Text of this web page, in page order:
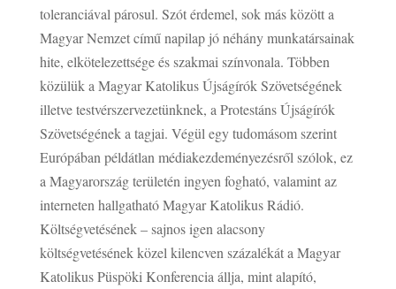
toleranciával párosul. Szót érdemel, sok más között a
Magyar Nemzet című napilap jó néhány munkatársainak
hite, elkötelezettsége és szakmai színvonala. Többen
közülük a Magyar Katolikus Újságírók Szövetségének
illetve testvérszervezetünknek, a Protestáns Újságírók
Szövetségének a tagjai. Végül egy tudomásom szerint
Európában példátlan médiakezdeményezésről szólok, ez
a Magyarország területén ingyen fogható, valamint az
interneten hallgatható Magyar Katolikus Rádió.
Költségvetésének – sajnos igen alacsony
költségvetésének közel kilencven százalékát a Magyar
Katolikus Püspöki Konferencia állja, mint alapító,